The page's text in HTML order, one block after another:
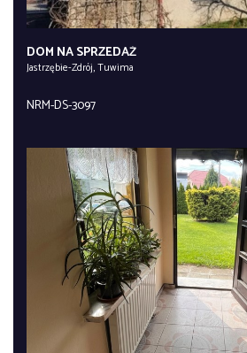
DOM NA SPRZEDAŻ
Jastrzębie-Zdrój, Tuwima
NRM-DS-3097